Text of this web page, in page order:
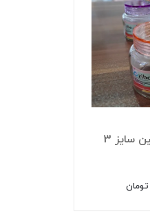
جا ادویه مدل دارچین سایز 3
تومان